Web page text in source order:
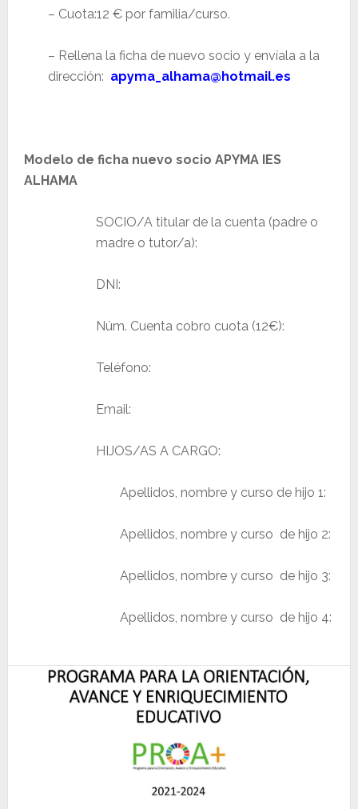
– Cuota:12 € por familia/curso.
– Rellena la ficha de nuevo socio y envíala a la
dirección: apyma_alhama@hotmail.es
Modelo de ficha nuevo socio APYMA IES
ALHAMA
SOCIO/A titular de la cuenta (padre o
madre o tutor/a):
DNI:
Núm. Cuenta cobro cuota (12€):
Teléfono:
Email:
HIJOS/AS A CARGO:
Apellidos, nombre y curso de hijo 1:
Apellidos, nombre y curso de hijo 2:
Apellidos, nombre y curso de hijo 3:
Apellidos, nombre y curso de hijo 4:
Footer